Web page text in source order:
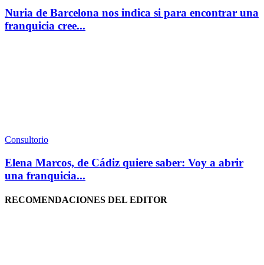
Nuria de Barcelona nos indica si para encontrar una
franquicia cree...
Consultorio
Elena Marcos, de Cádiz quiere saber: Voy a abrir
una franquicia...
RECOMENDACIONES DEL EDITOR